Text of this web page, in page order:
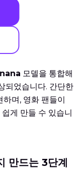
모델을 통합해
되었습니다. 간단한
며, 영화 팬들이
게 만들 수 있습니
만드는 3단계